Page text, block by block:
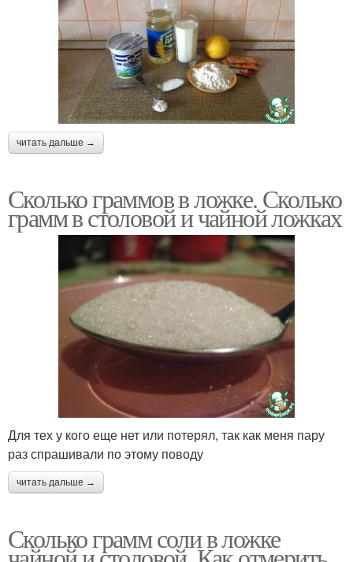
читать дальше →
Сколько граммов в ложке. Сколько
грамм в столовой и чайной ложках
Для тех у кого еще нет или потерял, так как меня пару
раз спрашивали по этому поводу
читать дальше →
Сколько грамм соли в ложке